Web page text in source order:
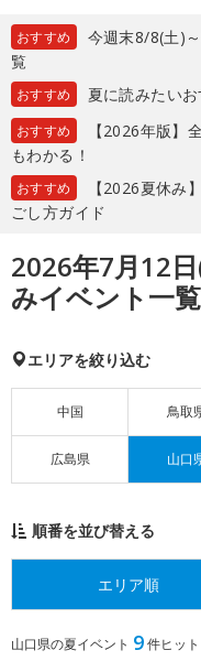
おすすめ
今週末8/8(土)
覧
おすすめ 夏に読みたい
おすすめ
【2026年版】
もわかる！
おすすめ
【2026夏休み
ごし方ガイド
2026年7月12
みイベント一覧
エリアを絞り込む
中国 鳥取
広島県 山口
順番を並び替える
エリア順
山口県の夏イベント 9件ヒッ